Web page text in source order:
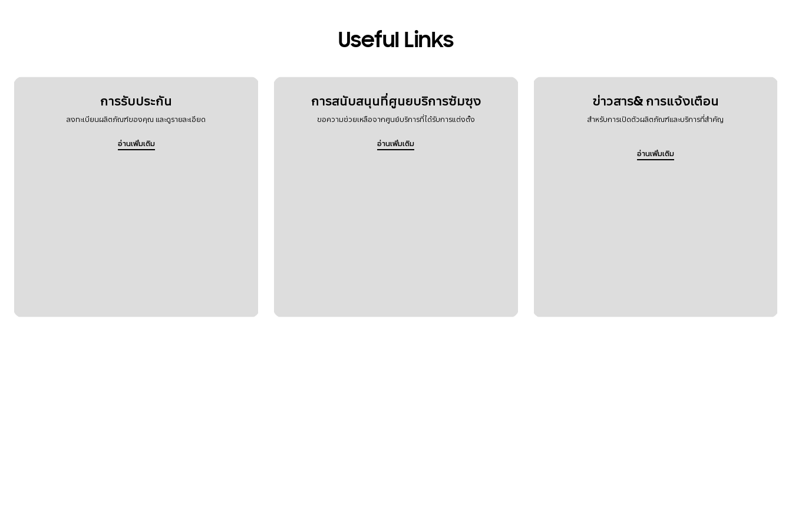
Useful Links
การรับประกัน
ลงทะเบียนผลิตภัณฑ์ของคุณ และดูรายละเอียด
อ่านเพิ่มเติม
การสนับสนุนที่ศูนยบริการซัมซุง
ขอความช่วยเหลือจากศูนย์บริการที่ได้รับการแต่งตั้ง
อ่านเพิ่มเติม
ข่าวสาร& การแจ้งเตือน
สำหรับการเปิดตัวผลิตภัณฑ์และบริการที่สำคัญ
อ่านเพิ่มเติม